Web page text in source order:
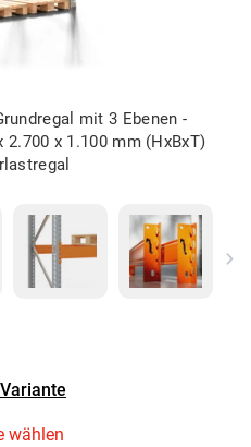
mit 3 Ebenen -
2.700 x 1.100 mm (HxBxT)
wählen